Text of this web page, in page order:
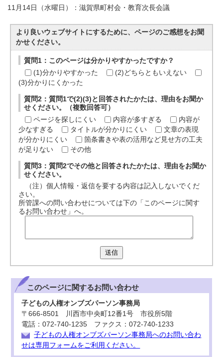
11月14日（水曜日）：滋賀県町村会・教育次長会議
より良いウェブサイトにするために、ページのご感想をお聞
かせください。
質問1：このページは分かりやすかったですか？
(1)分かりやすかった
(2)どちらともいえない
(3)分かりにくかった
質問2：質問1で(2)(3)と回答されたかたは、理由をお聞か
せください。（複数回答可）
ページを探しにくい
内容が多すぎる
内容が
少なすぎる
タイトルが分かりにくい
文章の表現
が分かりにくい
箇条書きや表の活用など見せ方の工夫
が足りない
その他
質問3：質問2でその他と回答されたかたは、理由をお聞か
せください。
（注）個人情報・返信を要する内容は記入しないでくだ
さい。
所管課への問い合わせについては下の「このページに関す
るお問い合わせ」へ。
送信
このページに関するお問い合わせ
子どもの人権オンブズパーソン事務局
〒666-8501 川西市中央町12番1号 市役所5階
電話：072-740-1235 ファクス：072-740-1233
子どもの人権オンブズパーソン事務局へのお問い合わ
せは専用フォームをご利用ください。